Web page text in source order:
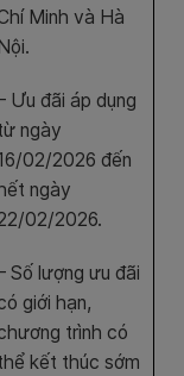
Minh và Hà
Ưu đãi áp dụng
ngày
02/2026 đến
ngày
02/2026.
Số lượng ưu đãi
giới hạn,
trình có
kết thúc sớm